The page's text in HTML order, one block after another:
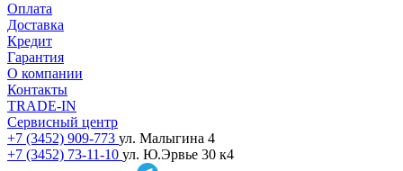
Оплата
Доставка
Кредит
Гарантия
О компании
Контакты
TRADE-IN
Сервисный центр
+7 (3452) 909-773 ул. Малыгина 4
+7 (3452) 73-11-10 ул. Ю.Эрвье 30 к4